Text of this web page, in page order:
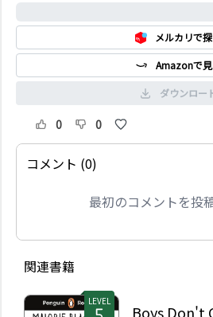
べ
画
メルカリで
Amazonで
ダウンロー
0 0
コメント (0)
最初のコメントを投
関連書籍
LEVEL
Boys Don't